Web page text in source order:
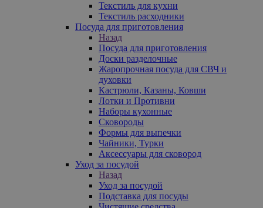
Текстиль для кухни
Текстиль расходники
Посуда для приготовления
Назад
Посуда для приготовления
Доски разделочные
Жаропрочная посуда для СВЧ и
духовки
Кастрюли, Казаны, Ковши
Лотки и Противни
Наборы кухонные
Сковороды
Формы для выпечки
Чайники, Турки
Аксессуары для сковород
Уход за посудой
Назад
Уход за посудой
Подставка для посуды